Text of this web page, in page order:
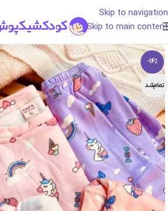
Skip to navigation
Skip to main content
-14%
تمام‌شد